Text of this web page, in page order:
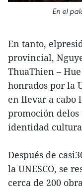
En el
En tanto,
provincial,
ThuaThien –
honrados por la
en llevar a cabo
promoción
identidad
Después de
la UNESCO, se
cerca de 200